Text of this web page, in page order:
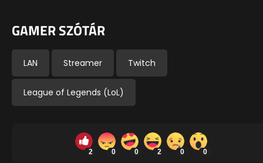
GAMER SZÓTÁR
LAN Streamer Twitch
League of Legends (LoL)
2 0 0 2 0 0